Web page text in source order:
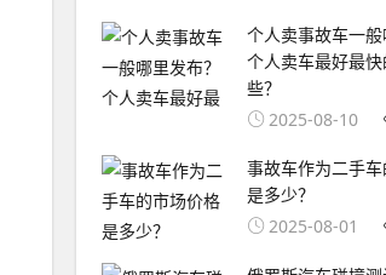
个人卖事故车一般
个人卖车最好最
些？
2025-08-10
事故车作为二手
是多少？
2025-08-01